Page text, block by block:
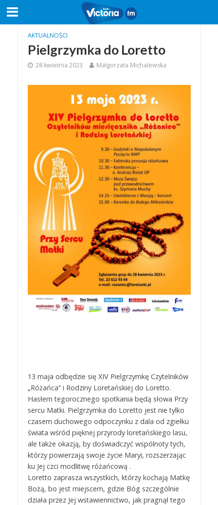
AKTUALNOŚCI
Pielgrzymka do Loretto
28 kwietnia 2023 Małgorzata Michalewska
13 maja odbędzie się XIV Pielgrzymkę Czytelników
„Różańca” i Rodziny Loretańskiej do Loretto.
Hasłem tegorocznego spotkania będą słowa Przy
sercu Matki. Pielgrzymka do Loretto jest nie tylko
czasem duchowego odpoczynku z dala od zgiełku
świata wśród pięknej przyrody loretańskiego lasu,
ale także okazją, by doświadczyć wspólnoty tych,
którzy powierzają swoje życie Maryi, rozszerzając
ku Jej czci modlitwę różańcową .
Loretto zaprasza wszystkich, którzy kochają Matkę
Bożą, bo jest miejscem, gdzie Bóg szczególnie
działa przez Jej wstawiennictwo, jak pragnął tego